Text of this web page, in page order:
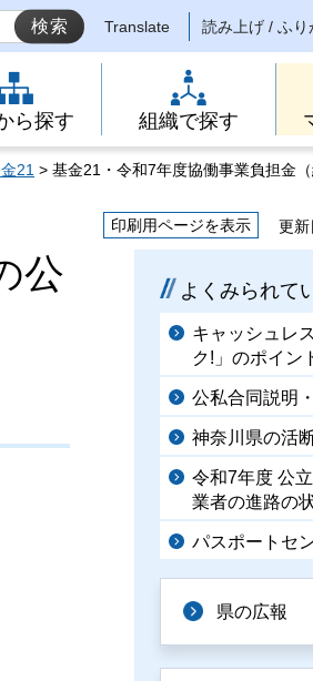
Translate 読み上げ / ふり
ら探す 組織で探す
21 > 基金21・令和7年度協働事業負担金
印刷用ページを表示
更新
公
よくみられて
キャッシュレ
ク!」のポイン
公私合同説明
神奈川県の活
令和7年度 公
業者の進路の
パスポートセ
県の広報